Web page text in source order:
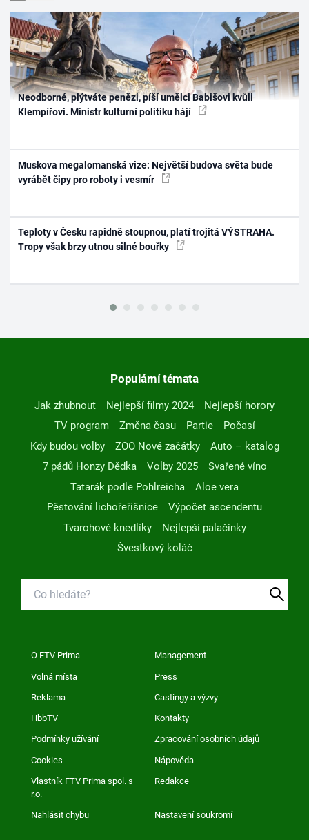
Neodborné, plýtváte penězi, píší umělci Babišovi kvůli
Klempířovi. Ministr kulturní politiku hájí
Muskova megalomanská vize: Největší budova světa bude
vyrábět čipy pro roboty i vesmír
Teploty v Česku rapidně stoupnou, platí trojitá VÝSTRAHA.
Tropy však brzy utnou silné bouřky
Populární témata
Jak zhubnout Nejlepší filmy 2024
Nejlepší horory
TV program
Změna času Partie
Počasí
Kdy budou volby
ZOO Nové začátky
Auto – katalog
7 pádů Honzy Dědka
Volby 2025
Svařené víno
Tatarák podle Pohlreicha
Aloe vera
Pěstování lichořeřišnice
Výpočet ascendentu
Tvarohové knedlíky
Nejlepší palačinky
Švestkový koláč
O FTV Prima Management
Volná místa Press
Reklama Castingy a výzvy
HbbTV Kontakty
Podmínky užívání Zpracování osobních údajů
Cookies Nápověda
Vlastník FTV Prima spol. s
r.o.
Redakce
Nahlásit chybu Nastavení soukromí